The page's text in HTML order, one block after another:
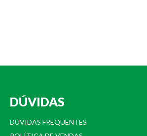
DÚVIDAS
DÚVIDAS FREQUENTES